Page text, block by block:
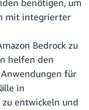
benötigen, um
mit integrierter
Bedrock zu
helfen den
für
in
entwickeln und